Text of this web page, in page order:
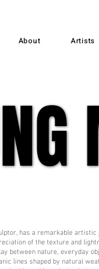
About Artists
has a remarkable
of the texture and
between nature, everyday
lines shaped by natural